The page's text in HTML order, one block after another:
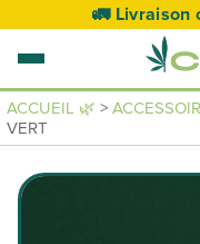
🚛 Livraison
ACCUEIL 🌿 >
VERT